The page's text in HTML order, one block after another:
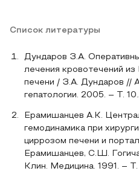
Список литературы
Дундаров З.А.
лечения кровотечений
печени / З.А. Дундаров //
гепатологии. 2005. – Т.
Ерамишанцев А.К.
гемодинамика при
циррозом печени и
Ерамишанцев, С.Ш.
Клин. Медицина. 1991. –